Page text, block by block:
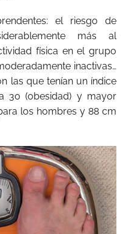
el riesgo de
más al
física en el grupo
inactivas…
las que tenían un índice
30 (obesidad) y mayor
los hombres y 88 cm